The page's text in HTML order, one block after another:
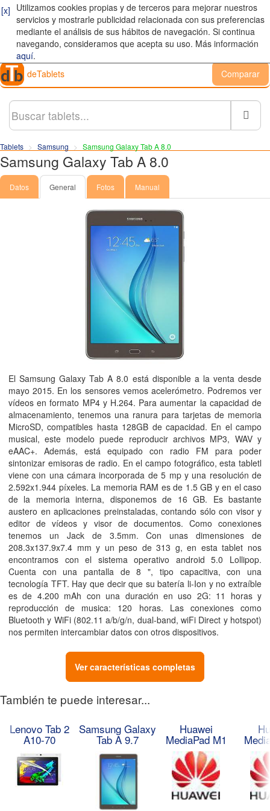
[x] Utilizamos cookies propias y de terceros para mejorar nuestros
servicios y mostrarle publicidad relacionada con sus preferencias
mediante el análisis de sus hábitos de navegación. Si continua
navegando, consideramos que acepta su uso. Más información
aquí.
deTablets
Comparar
Tablets Samsung Samsung Galaxy Tab A 8.0
Samsung Galaxy Tab A 8.0
Datos General Fotos Manual
El Samsung Galaxy Tab A 8.0 está disponible a la venta desde
mayo 2015. En los sensores vemos acelerómetro. Podremos ver
vídeos en formato MP4 y H.264. Para aumentar la capacidad de
almacenamiento, tenemos una ranura para tarjetas de memoria
MicroSD, compatibles hasta 128GB de capacidad. En el campo
musical, este modelo puede reproducir archivos MP3, WAV y
eAAC+. Además, está equipado con radio FM para poder
sintonizar emisoras de radio. En el campo fotográfico, esta tabletl
viene con una cámara incorporada de 5 mpy una resolución de
2.592x1.944 pí­xeles. La memoria RAM es de 1.5 GB y en el caso
de la memoria interna, disponemos de 16GB. Es bastante
austero en aplicaciones preinstaladas, contando sólo con visor y
editor de vídeos y visor de documentos. Como conexiones
tenemos un Jack de 3.5mm. Con unas dimensiones de
208.3x137.9x7.4 mm y un peso de 313 g, en esta tablet nos
encontramos con el sistema operativo android 5.0 Lollipop.
Cuenta con una pantalla de 8", tipo capacitiva, con una
tecnología TFT. Hay que decir que su batería li-Ion y no extraíble
es de 4.200 mAh con una duración en uso 2G: 11 horasy
reproducción de musica: 120 horas. Las conexiones como
Bluetooth y WiFi (802.11 a/b/g/n, dual-band, wiFi Direct y hotspot)
nos permiten intercambiar datos con otros dispositivos.
Ver características completas
También te puede interesar...
Lenovo Tab 2
A10-70
Samsung Galaxy
Tab A 9.7
Huawei
MediaPad M1